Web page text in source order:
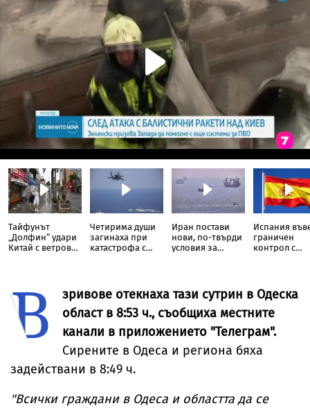
Тайфунът
„Долфин“ удари
Китай с ветрове
Четирима души
загинаха при
катастрофа с
Иран постави
нови, по-твърди
условия за
Испания
граничен
контрол с
В
зривове отекнаха тази сутрин в Одеска
област в 8:53 ч., съобщиха местните
канали в приложението "Телеграм".
Сирените в Одеса и региона бяха
задействани в 8:49 ч.
"Всички граждани в Одеса и областта да се